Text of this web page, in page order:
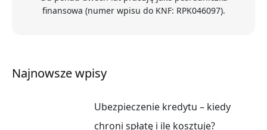
finansowa (numer wpisu do KNF: RPK046097).
Najnowsze wpisy
Ubezpieczenie kredytu – kiedy
chroni spłatę i ile kosztuje?